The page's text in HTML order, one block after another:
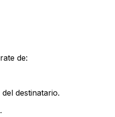
de:
destinatario.